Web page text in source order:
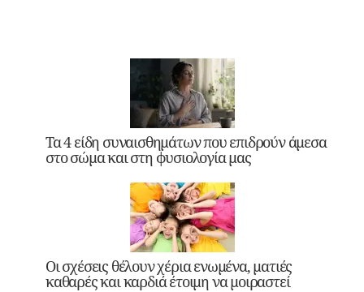
Τα 4 είδη συναισθημάτων που επιδρούν άμεσα
στο σώμα και στη φυσιολογία μας
Οι σχέσεις θέλουν χέρια ενωμένα, ματιές
καθαρές και καρδιά έτοιμη να μοιραστεί